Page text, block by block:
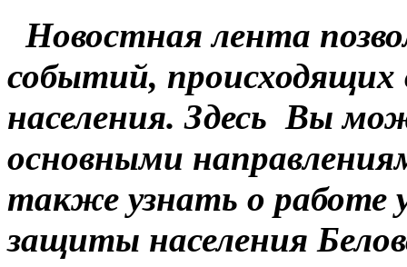
Новостная лента
событий,
населения. Здесь Вы
основными
также узнать о работе
защиты населения